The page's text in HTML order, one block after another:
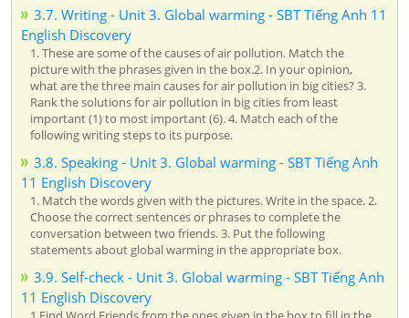
3.7. Writing - Unit 3. Global warming - SBT Tiếng Anh 11
English Discovery
1. These are some of the causes of air pollution. Match the
picture with the phrases given in the box.2. In your opinion,
what are the three main causes for air pollution in big cities? 3.
Rank the solutions for air pollution in big cities from least
important (1) to most important (6). 4. Match each of the
following writing steps to its purpose.
3.8. Speaking - Unit 3. Global warming - SBT Tiếng Anh
11 English Discovery
1. Match the words given with the pictures. Write in the space. 2.
Choose the correct sentences or phrases to complete the
conversation between two friends. 3. Put the following
statements about global warming in the appropriate box.
3.9. Self-check - Unit 3. Global warming - SBT Tiếng Anh
11 English Discovery